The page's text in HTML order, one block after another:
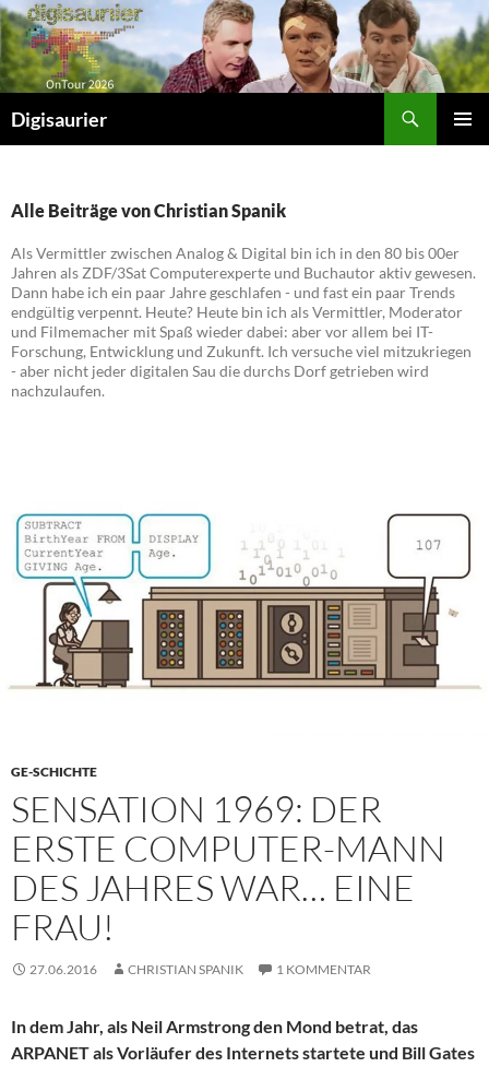
Zum
Inhalt
springen
Digisaurier
Alle Beiträge von Christian Spanik
Als Vermittler zwischen Analog & Digital bin ich in den 80 bis 00er
Jahren als ZDF/3Sat Computerexperte und Buchautor aktiv gewesen.
Dann habe ich ein paar Jahre geschlafen - und fast ein paar Trends
endgültig verpennt. Heute? Heute bin ich als Vermittler, Moderator
und Filmemacher mit Spaß wieder dabei: aber vor allem bei IT-
Forschung, Entwicklung und Zukunft. Ich versuche viel mitzukriegen
- aber nicht jeder digitalen Sau die durchs Dorf getrieben wird
nachzulaufen.
GE-SCHICHTE
SENSATION 1969: DER
ERSTE COMPUTER-MANN
DES JAHRES WAR… EINE
FRAU!
27.06.2016 CHRISTIAN SPANIK 1 KOMMENTAR
In dem Jahr, als Neil Armstrong den Mond betrat, das
ARPANET als Vorläufer des Internets startete und Bill Gates